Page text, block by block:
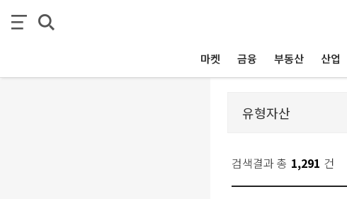
마켓 금융 부동산 산업
검색결과 총 1,291 건